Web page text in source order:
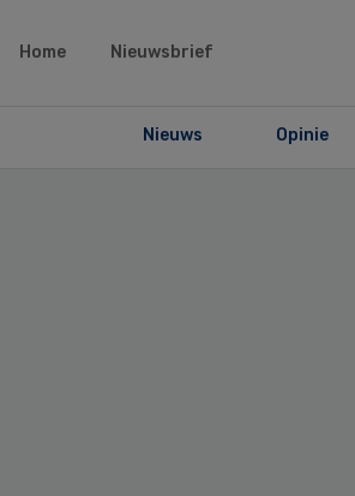
Home Nieuwsbrief
Nieuws Opinie